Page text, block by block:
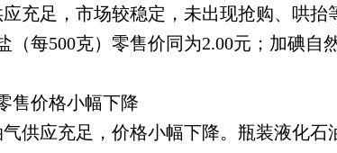
足，市场较稳定，未出现抢购、哄抬
（每500克）零售价同为2.00元；加碘
价格小幅下降
应充足，价格小幅下降。瓶装液化石